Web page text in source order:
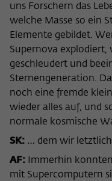
uns Forschern das
welche Masse so ein
Elemente gebildet.
Supernova explodiert,
geschleudert und
Sternengeneration.
noch eine fremde
wieder alles auf, und
normale kosmische
SK: … dem wir letztlich
AF: Immerhin
mit Supercomputern